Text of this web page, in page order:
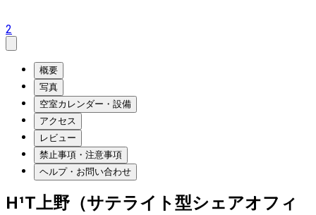
2
概要
写真
空室カレンダー・設備
アクセス
レビュー
禁止事項・注意事項
ヘルプ・お問い合わせ
H¹T上野（サテライト型シェアオフィ